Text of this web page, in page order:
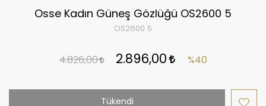
Osse Kadın Güneş Gözlüğü OS2600 5
OS2600 5
4.826,00 2.896,00 %40
Tükendi